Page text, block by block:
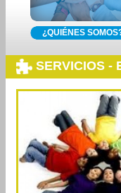
¿QUIÉNES
SERVICIOS -